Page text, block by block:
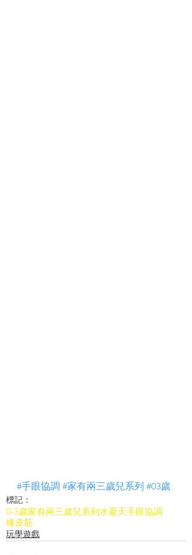
#手眼協調 #家有兩三歲兒系列 #03歲
標記：
0-3歲家有兩三歲兒系列水夏天手眼協調
橡皮筋
玩學遊戲